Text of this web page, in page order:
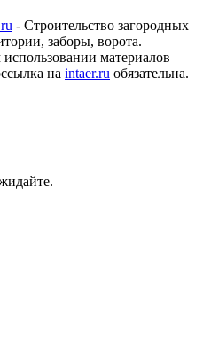
- Cтроительство загородных
заборы, ворота.
материалов
на intaer.ru обязательна.